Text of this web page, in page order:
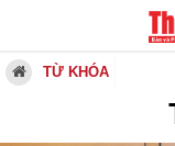
TỪ KHÓA